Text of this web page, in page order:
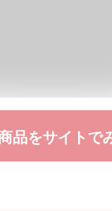
品をサイトで